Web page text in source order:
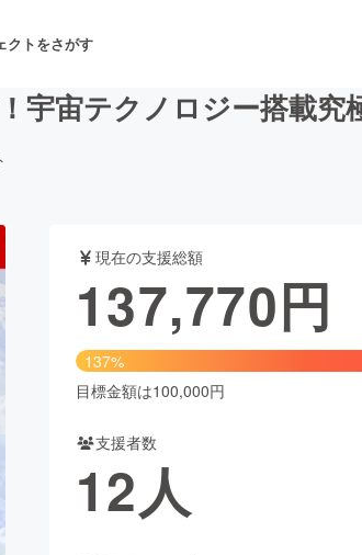
クトをさがす
パフォーマンス
・飲食店 ファッション
ティー・ヘルスケア
宇宙テクノロジー搭載究
現在の支援総額
137,770円
137%
目標金額は100,000円
支援者数
12人